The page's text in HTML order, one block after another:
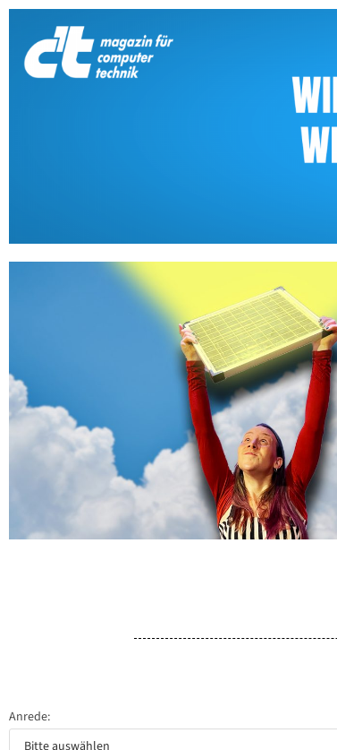
Anrede: